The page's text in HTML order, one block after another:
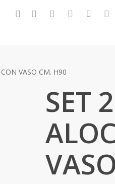
facebookgoogle- instagramwhatsapp
tiktok phone
VASO CM. H90
SET